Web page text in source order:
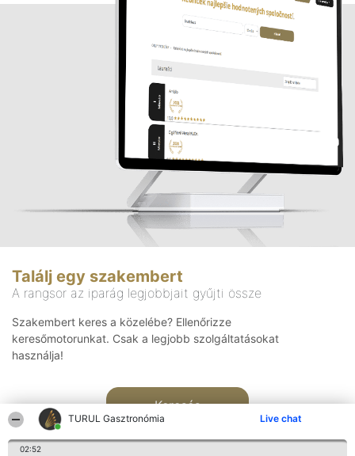
TURUL Gasztronómia Live chat
02:52
Találj egy szakembert
A rangsor az iparág legjobbjait gyűjti össze
Szakembert keres a közelébe? Ellenőrizze
keresőmotorunkat. Csak a legjobb szolgáltatásokat
használja!
Keresés